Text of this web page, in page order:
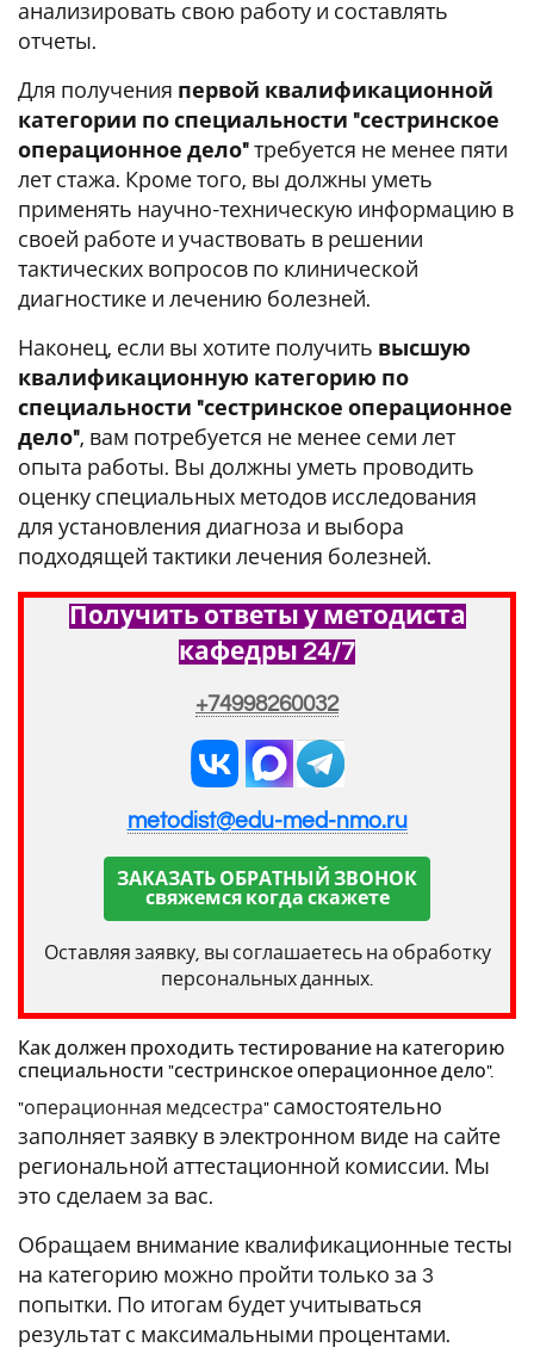
анализировать свою работу и составлять
отчеты.
Для получения первой квалификационной
категории по специальности "сестринское
операционное дело" требуется не менее пяти
лет стажа. Кроме того, вы должны уметь
применять научно-техническую информацию в
своей работе и участвовать в решении
тактических вопросов по клинической
диагностике и лечению болезней.
Наконец, если вы хотите получить высшую
квалификационную категорию по
специальности "сестринское операционное
дело", вам потребуется не менее семи лет
опыта работы. Вы должны уметь проводить
оценку специальных методов исследования
для установления диагноза и выбора
подходящей тактики лечения болезней.
Получить ответы у методиста
кафедры 24/7
+74998260032
metodist@edu-med-nmo.ru
ЗАКАЗАТЬ ОБРАТНЫЙ ЗВОНОК
свяжемся когда скажете
Оставляя заявку, вы соглашаетесь на обработку
персональных данных.
Как должен проходить тестирование на категорию
специальности "сестринское операционное дело".
"операционная медсестра" самостоятельно
заполняет заявку в электронном виде на сайте
региональной аттестационной комиссии. Мы
это сделаем за вас.
Обращаем внимание квалификационные тесты
на категорию можно пройти только за 3
попытки. По итогам будет учитываться
результат с максимальными процентами.